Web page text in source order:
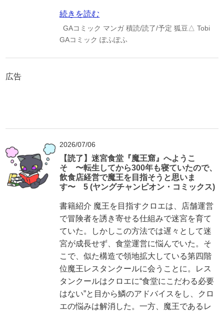
続きを読む
GAコミック マンガ 積読/読了/予定 狐豆△ Tobi
GAコミック ぽふぽふ
広告
2026/07/06
【読了】迷宮食堂『魔王窟』へようこ
そ 〜転生してから300年も寝ていたので、
飲食店経営で魔王を目指そうと思いま
す〜 5 (ヤングチャンピオン・コミックス)
書籍紹介 魔王を目指すクロエは、店舗運営
で冒険者を誘き寄せる仕組みで迷宮を育て
ていた。しかしこの方法では遅々として迷
宮が成長せず、食堂運営に悩んでいた。そ
こで、似た構造で領地拡大している第四階
位魔王レスタンクールに会うことに。レス
タンクールはクロエに“食堂にこだわる必要
はない”と目から鱗のアドバイスをし、クロ
エの悩みは解消した。一方、魔王であるレ